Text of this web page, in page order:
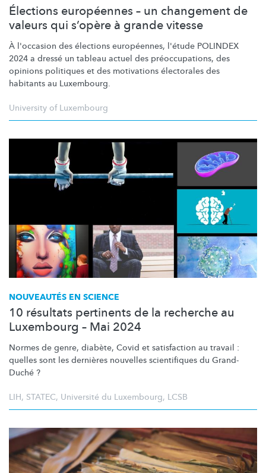
Élections européennes – un changement de
valeurs qui s’opère à grande vitesse
À l'occasion des élections européennes, l'étude POLINDEX
2024 a dressé un tableau actuel des préoccupations, des
opinions politiques et des motivations électorales des
habitants au Luxembourg.
University of Luxembourg
NOUVEAUTÉS EN SCIENCE
10 résultats pertinents de la recherche au
Luxembourg – Mai 2024
Normes de genre, diabète, Covid et satisfaction au travail :
quelles sont les dernières nouvelles scientifiques du Grand-
Duché ?
LIH, STATEC, Université du Luxembourg, LCSB